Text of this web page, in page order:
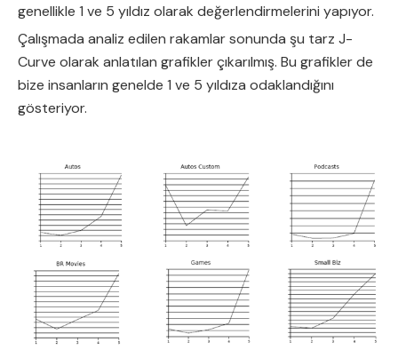
genellikle 1 ve 5 yıldız olarak değerlendirmelerini yapıyor.
Çalışmada analiz edilen rakamlar sonunda şu tarz J-
Curve olarak anlatılan grafikler çıkarılmış. Bu grafikler de
bize insanların genelde 1 ve 5 yıldıza odaklandığını
gösteriyor.